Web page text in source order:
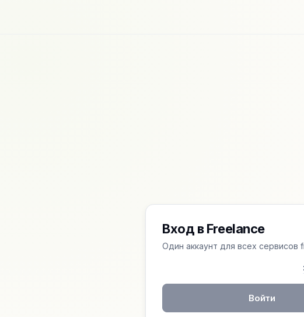
Вход в Freelance
Один аккаунт для всех сервисов
Войти